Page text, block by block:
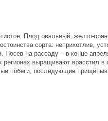
Плод овальный, желто-
сорта: неприхотлив,
на рассаду – в конце
выращивают врасстил в
побеги, последующие